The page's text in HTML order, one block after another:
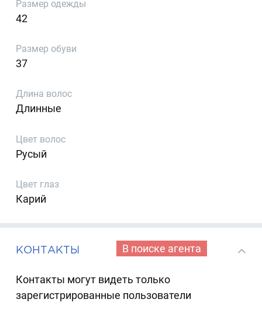
Размер одежды
42
Размер обуви
37
Длина волос
Длинные
Цвет волос
Русый
Цвет глаз
Карий
КОНТАКТЫ В поиске агента
Контакты могут видеть только
зарегистрированные пользователи